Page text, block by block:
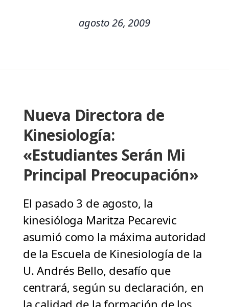
agosto 26, 2009
Nueva Directora de
Kinesiología:
«Estudiantes Serán Mi
Principal Preocupación»
El pasado 3 de agosto, la
kinesióloga Maritza Pecarevic
asumió como la máxima autoridad
de la Escuela de Kinesiología de la
U. Andrés Bello, desafío que
centrará, según su declaración, en